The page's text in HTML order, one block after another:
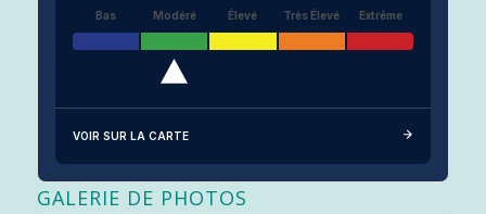
Bas Modéré Élevé Très Élevé Extrême
VOIR SUR LA CARTE
GALERIE DE PHOTOS